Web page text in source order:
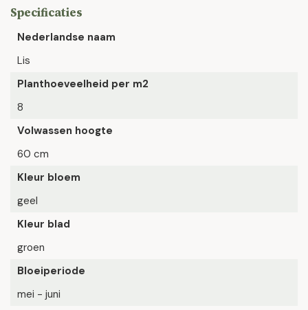
Specificaties
Nederlandse naam
Lis
Planthoeveelheid per m2
8
Volwassen hoogte
60 cm
Kleur bloem
geel
Kleur blad
groen
Bloeiperiode
mei - juni